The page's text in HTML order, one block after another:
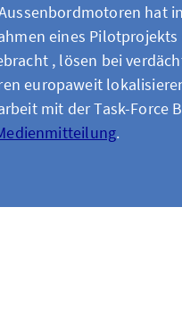
hat
eines Pilotprojekts
, lösen bei
europaweit
mit der Task-Force
.